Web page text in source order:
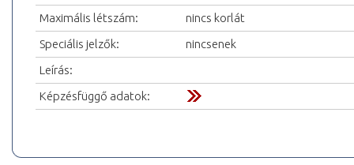
Maximális létszám:
nincs korlát
Speciális jelzők:
nincsenek
Leírás:
Képzésfüggő adatok: